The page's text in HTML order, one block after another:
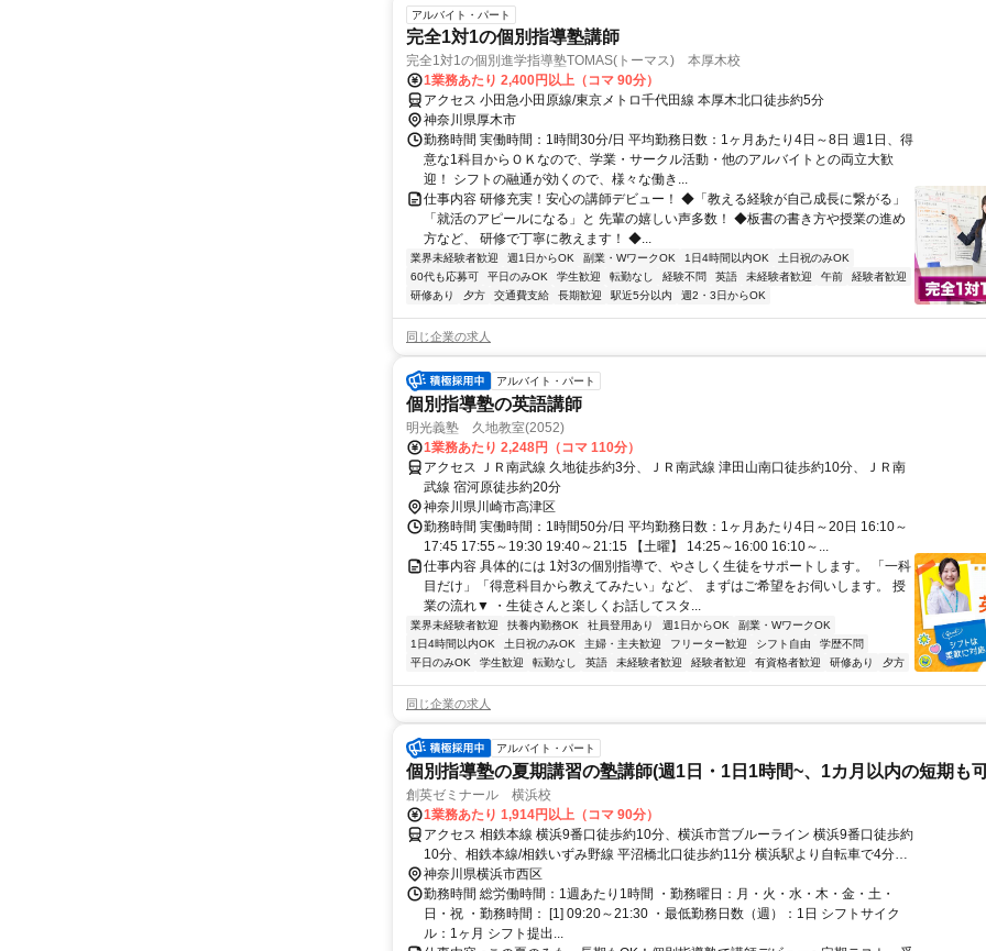
アルバイト・パート
完全1対1の個別指導塾講師
完全1対1の個別進学指導塾TOMAS(トーマス) 本厚木校
1業務あたり 2,400円以上（コマ 90分）
アクセス 小田急小田原線/東京メトロ千代田線 本厚木北口徒歩約5分
神奈川県厚木市
勤務時間 実働時間：1時間30分/日 平均勤務日数：1ヶ月あたり4日～8日 週1日、得
意な1科目からＯＫなので、学業・サークル活動・他のアルバイトとの両立大歓
迎！ シフトの融通が効くので、様々な働き...
仕事内容 研修充実！安心の講師デビュー！ ◆「教える経験が自己成長に繋がる」
「就活のアピールになる」と 先輩の嬉しい声多数！ ◆板書の書き方や授業の進め
方など、 研修で丁寧に教えます！ ◆...
業界未経験者歓迎 週1日からOK 副業・WワークOK 1日4時間以内OK
土日祝のみOK
60代も応募可
平日のみOK 学生歓迎 転勤なし 経験不問 英語 未経験者歓迎 午前
経験者歓迎
研修あり
夕方 交通費支給 長期歓迎 駅近5分以内 週2・3日からOK
同じ企業の求人
アルバイト・パート
個別指導塾の英語講師
明光義塾 久地教室(2052)
1業務あたり 2,248円（コマ 110分）
アクセス ＪＲ南武線 久地徒歩約3分、ＪＲ南武線 津田山南口徒歩約10分、ＪＲ南
武線 宿河原徒歩約20分
神奈川県川崎市高津区
勤務時間 実働時間：1時間50分/日 平均勤務日数：1ヶ月あたり4日～20日 16:10～
17:45 17:55～19:30 19:40～21:15 【土曜】 14:25～16:00 16:10～...
仕事内容 具体的には 1対3の個別指導で、やさしく生徒をサポートします。 「一科
目だけ」「得意科目から教えてみたい」など、 まずはご希望をお伺いします。 授
業の流れ▼ ・生徒さんと楽しくお話してスタ...
業界未経験者歓迎 扶養内勤務OK 社員登用あり 週1日からOK
副業・WワークOK
1日4時間以内OK
土日祝のみOK 主婦・主夫歓迎 フリーター歓迎 シフト自由
学歴不問
平日のみOK
学生歓迎 転勤なし 英語 未経験者歓迎 経験者歓迎 有資格者歓迎 研修あり 夕方
同じ企業の求人
アルバイト・パート
個別指導塾の夏期講習の塾講師(週1日・1日1時間~、1カ月以内の短期も
創英ゼミナール 横浜校
1業務あたり 1,914円以上（コマ 90分）
アクセス 相鉄本線 横浜9番口徒歩約10分、横浜市営ブルーライン 横浜9番口徒歩約
10分、相鉄本線/相鉄いずみ野線 平沼橋北口徒歩約11分 横浜駅より自転車で4分、
横浜駅より自転車で4分、平沼橋駅より自転車で5分
神奈川県横浜市西区
勤務時間 総労働時間：1週あたり1時間 ・勤務曜日：月・火・水・木・金・土・
日・祝 ・勤務時間： [1] 09:20～21:30 ・最低勤務日数（週）：1日 シフトサイク
ル：1ヶ月 シフト提出...